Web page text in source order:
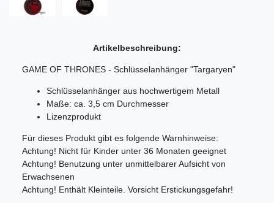
Artikelbeschreibung:
GAME OF THRONES - Schlüsselanhänger "Targaryen"
Schlüsselanhänger aus hochwertigem Metall
Maße: ca. 3,5 cm Durchmesser
Lizenzprodukt
Für dieses Produkt gibt es folgende Warnhinweise:
Achtung! Nicht für Kinder unter 36 Monaten geeignet
Achtung! Benutzung unter unmittelbarer Aufsicht von
Erwachsenen
Achtung! Enthält Kleinteile. Vorsicht Erstickungsgefahr!